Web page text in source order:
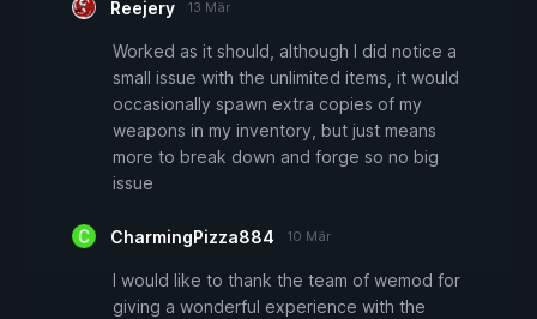
Reejery 13 Mär
Worked as it should, although I did notice a
small issue with the unlimited items, it would
occasionally spawn extra copies of my
weapons in my inventory, but just means
more to break down and forge so no big
issue
CharmingPizza884 10 Mär
I would like to thank the team of wemod for
giving a wonderful experience with the